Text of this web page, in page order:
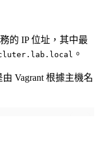
的 IP 位址，其中最
。
Vagrant 根據主機名